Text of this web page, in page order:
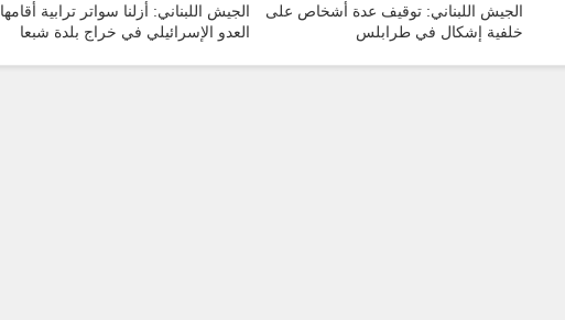
الجيش اللبناني: توقيف عدة أشخاص على
خلفية إشكال في طرابلس
الجيش اللبناني: أزلنا سواتر ترابية أقامها
العدو الإسرائيلي في خراج بلدة شبعا